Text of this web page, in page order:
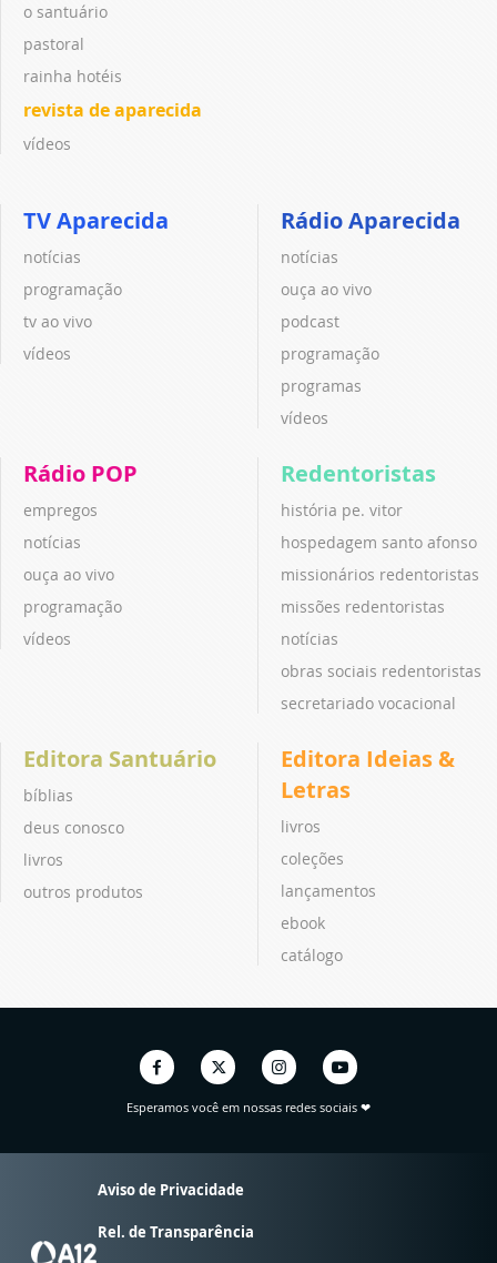
o santuário
pastoral
rainha hotéis
revista de aparecida
vídeos
TV Aparecida
notícias
programação
tv ao vivo
vídeos
Rádio Aparecida
notícias
ouça ao vivo
podcast
programação
programas
vídeos
Rádio POP
empregos
notícias
ouça ao vivo
programação
vídeos
Redentoristas
história pe. vitor
hospedagem santo afonso
missionários redentoristas
missões redentoristas
notícias
obras sociais redentoristas
secretariado vocacional
Editora Santuário
bíblias
deus conosco
livros
outros produtos
Editora Ideias &
Letras
livros
coleções
lançamentos
ebook
catálogo
Esperamos você em nossas redes sociais ❤
Aviso de Privacidade
Rel. de Transparência